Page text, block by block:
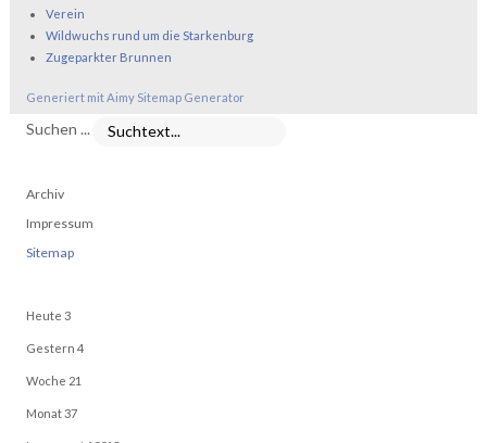
Verein
Wildwuchs rund um die Starkenburg
Zugeparkter Brunnen
Generiert mit Aimy Sitemap Generator
Suchen ...
Archiv
Impressum
Sitemap
Heute 3
Gestern 4
Woche 21
Monat37